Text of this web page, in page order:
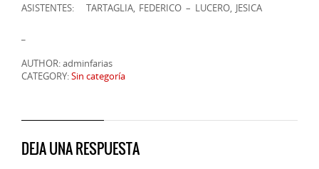
ASISTENTES: TARTAGLIA, FEDERICO – LUCERO, JESICA
AUTHOR: adminfarias
CATEGORY:Sin categoría
DEJA UNA RESPUESTA